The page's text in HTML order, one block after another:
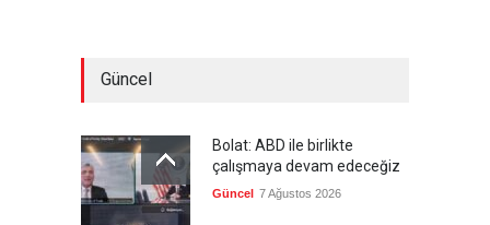
Güncel
Bolat: ABD ile birlikte
çalışmaya devam edeceğiz
Güncel 7 Ağustos 2026